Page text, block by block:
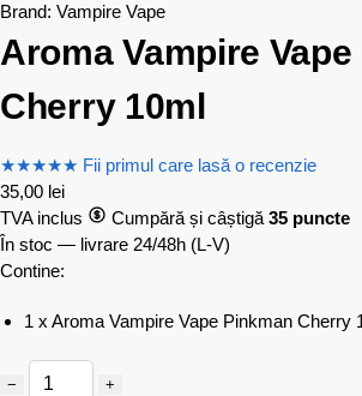
Brand: Vampire Vape
Aroma Vampire
Cherry 10ml
★★★★★ Fii primul care lasă o recenzie
35,00 lei
TVA inclus
Cumpără și câștigă 35 puncte
În stoc — livrare 24/48h (L-V)
Contine:
1 x Aroma Vampire Vape Pinkman Cherry
− +